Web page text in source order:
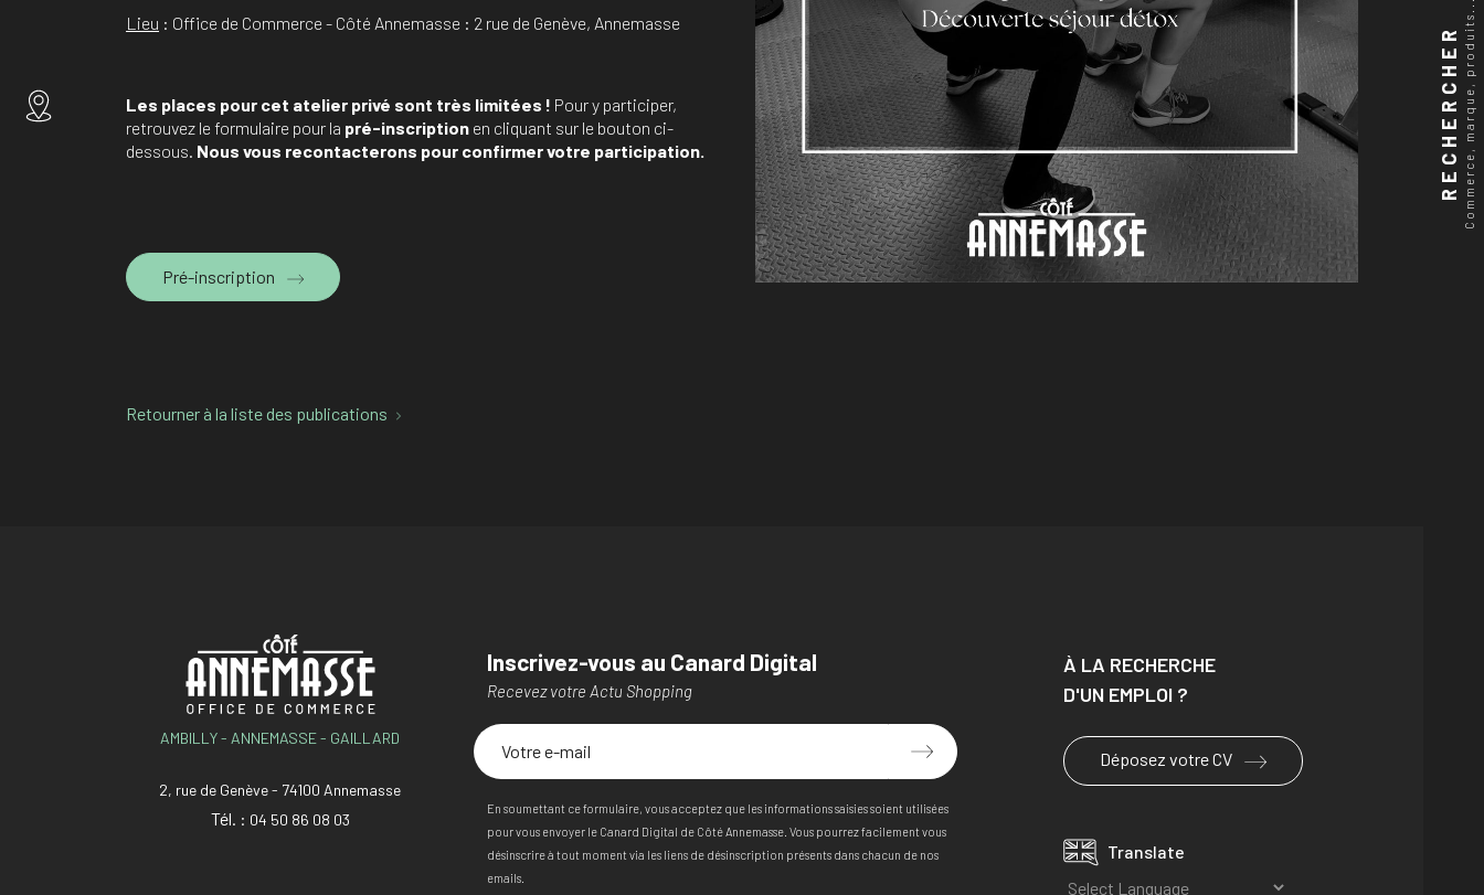
RECHERCHERCommerce, marque, produits...
Lieu : Office de Commerce - Côté Annemasse : 2 rue de Genève, Annemasse
Les places pour cet atelier privé sont très limitées ! Pour y participer,
retrouvez le formulaire pour la pré-inscription en cliquant sur le bouton ci-
dessous. Nous vous recontacterons pour confirmer votre participation.
Pré-inscription
Retourner à la liste des publications
AMBILLY - ANNEMASSE - GAILLARD
2, rue de Genève - 74100 Annemasse
Tél. : 04 50 86 08 03
Inscrivez-vous au Canard Digital
Recevez votre Actu Shopping
En soumettant ce formulaire, vous acceptez que les informations saisies soient utilisées
pour vous envoyer le Canard Digital de Côté Annemasse. Vous pourrez facilement vous
désinscrire à tout moment via les liens de désinscription présents dans chacun de nos
emails.
À LA RECHERCHE
D'UN EMPLOI ?
Déposez votre CV
Translate